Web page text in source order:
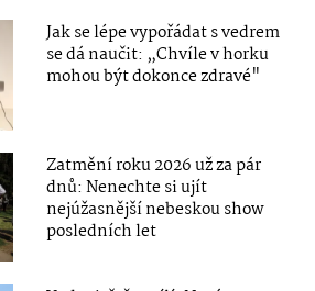
Jak se lépe vypořádat s vedrem
se dá naučit: „Chvíle v horku
mohou být dokonce zdravé"
Zatmění roku 2026 už za pár
dnů: Nenechte si ujít
nejúžasnější nebeskou show
posledních let